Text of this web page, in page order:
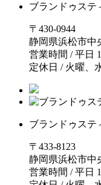
ブランドゥステ
〒430-0944
静岡県浜松市中
営業時間 / 平日
定休日 / 火曜、
ブランドゥステ
〒433-8123
静岡県浜松市中
営業時間 / 平日